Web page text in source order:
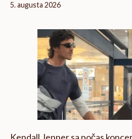
5. augusta 2026